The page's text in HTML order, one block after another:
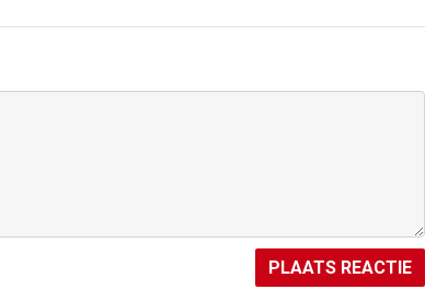
PLAATS REACTIE